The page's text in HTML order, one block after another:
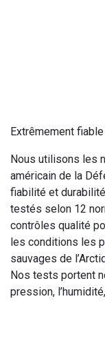
Extrêmement
Nous utilisons les
américain de la
fiabilité et
testés selon 12
contrôles qualité
les conditions les
sauvages de
Nos tests portent
pression,